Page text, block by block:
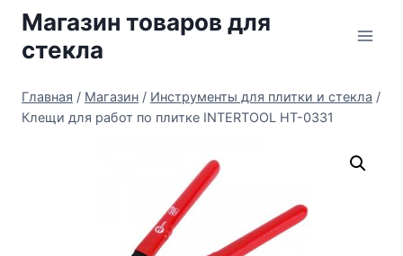
Перейти
содержимому
Магазин товаров для
стекла
Главная / Магазин / Инструменты для плитки и стекла /
Клещи для работ по плитке INTERTOOL HT-0331